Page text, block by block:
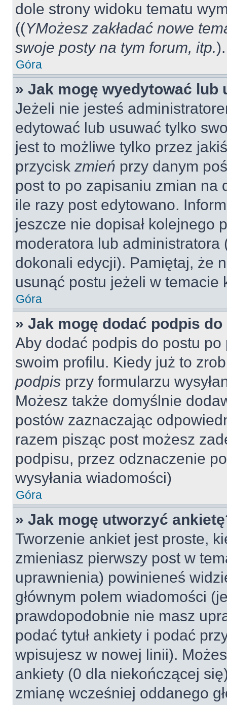
dole strony widoku tematu
((YMożesz zakładać nowe
swoje posty na tym forum, itp.).
Góra
» Jak mogę wyedytować lub
Jeżeli nie jesteś
edytować lub usuwać tylko
jest to możliwe tylko przez
przycisk zmień przy danym
post to po zapisaniu zmian na
ile razy post edytowano.
jeszcze nie dopisał kolejnego
moderatora lub
dokonali edycji). Pamiętaj, że
usunąć postu jeżeli w temacie
Góra
» Jak mogę dodać podpis
Aby dodać podpis do postu
swoim profilu. Kiedy już to
podpis przy formularzu
Możesz także domyślnie
postów zaznaczając
razem pisząc post możesz
podpisu, przez odznaczenie
wysyłania wiadomości)
Góra
» Jak mogę utworzyć
Tworzenie ankiet jest proste,
zmieniasz pierwszy post w
uprawnienia) powinieneś
głównym polem wiadomości
prawdopodobnie nie masz
podać tytuł ankiety i podać
wpisujesz w nowej linii).
ankiety (0 dla niekończącej
zmianę wcześniej oddanego